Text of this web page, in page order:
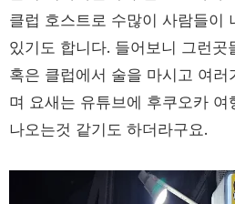
클럽 호스트로 수많이 사람들이
있기도 합니다. 들어보니 그런
혹은 클럽에서 술을 마시고 여
며 요새는 유튜브에 후쿠오카 여
나오는것 같기도 하더라구요.